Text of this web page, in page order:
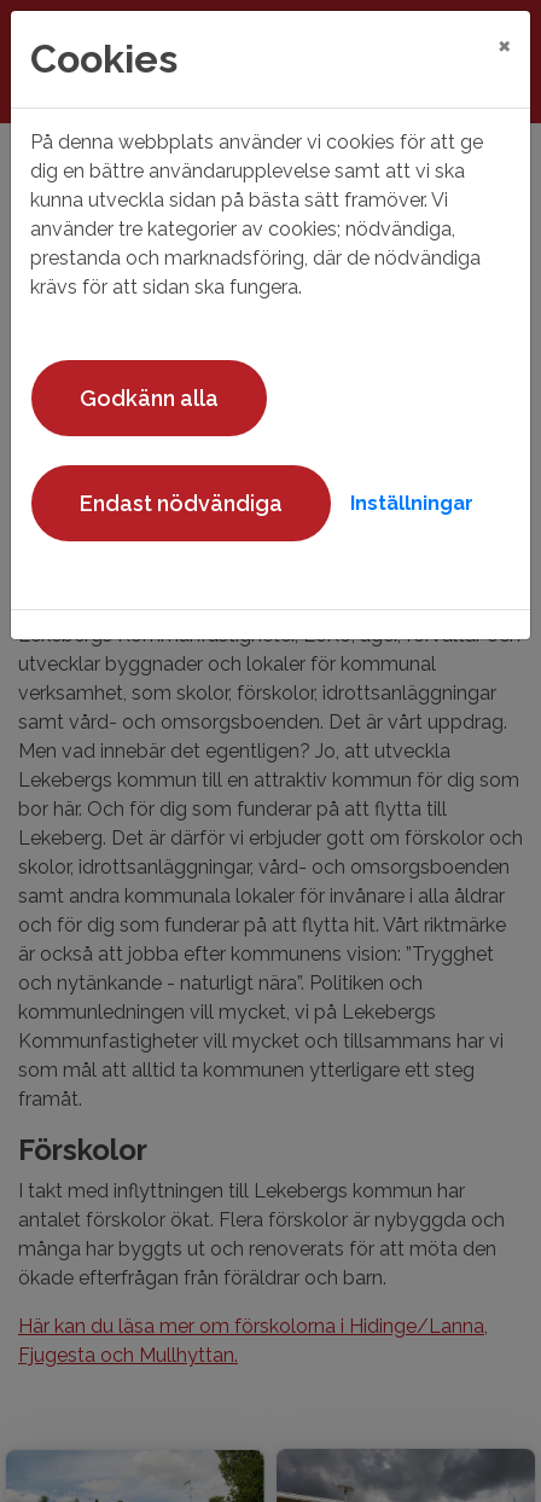
Hem Lekebergs kommunfastigheter
Lekebergs
kommunfastigheter
Felanmälan Lokal
Lekebergs Kommunfastigheter, LeKo, äger, förvaltar och
utvecklar byggnader och lokaler för kommunal
verksamhet, som skolor, förskolor, idrottsanläggningar
samt vård- och omsorgsboenden. Det är vårt uppdrag.
Men vad innebär det egentligen? Jo, att utveckla
Lekebergs kommun till en attraktiv kommun för dig som
bor här. Och för dig som funderar på att flytta till
Lekeberg. Det är därför vi erbjuder gott om förskolor och
skolor, idrottsanläggningar, vård- och omsorgsboenden
samt andra kommunala lokaler för invånare i alla åldrar
och för dig som funderar på att flytta hit. Vårt riktmärke
är också att jobba efter kommunens vision: ”Trygghet
och nytänkande - naturligt nära”. Politiken och
kommunledningen vill mycket, vi på Lekebergs
Kommunfastigheter vill mycket och tillsammans har vi
som mål att alltid ta kommunen ytterligare ett steg
framåt.
Förskolor
I takt med inflyttningen till Lekebergs kommun har
antalet förskolor ökat. Flera förskolor är nybyggda och
många har byggts ut och renoverats för att möta den
ökade efterfrågan från föräldrar och barn.
Här kan du läsa mer om förskolorna i Hidinge/Lanna,
Fjugesta och Mullhyttan.
Cookies ×
På denna webbplats använder vi cookies för att ge
dig en bättre användarupplevelse samt att vi ska
kunna utveckla sidan på bästa sätt framöver. Vi
använder tre kategorier av cookies; nödvändiga,
prestanda och marknadsföring, där de nödvändiga
krävs för att sidan ska fungera.
Godkänn alla
Endast nödvändiga Inställningar